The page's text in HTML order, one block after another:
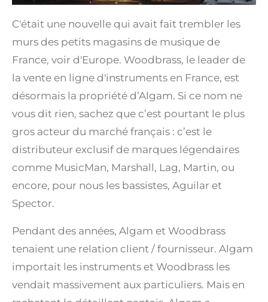
C'était une nouvelle qui avait fait trembler les
murs des petits magasins de musique de
France, voir d'Europe. Woodbrass, le leader de
la vente en ligne d'instruments en France, est
désormais la propriété d’Algam. Si ce nom ne
vous dit rien, sachez que c’est pourtant le plus
gros acteur du marché français : c’est le
distributeur exclusif de marques légendaires
comme MusicMan, Marshall, Lag, Martin, ou
encore, pour nous les bassistes, Aguilar et
Spector.
Pendant des années, Algam et Woodbrass
tenaient une relation client / fournisseur. Algam
importait les instruments et Woodbrass les
vendait massivement aux particuliers. Mais en